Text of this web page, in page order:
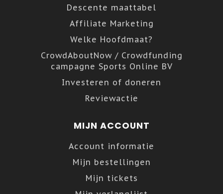
Descente maattabel
Affiliate Marketing
Welke Hoofdmaat?
CrowdAboutNow / Crowdfunding
campagne Sports Online BV
Investeren of doneren
Reviewactie
MIJN ACCOUNT
Account informatie
Mijn bestellingen
Mijn tickets